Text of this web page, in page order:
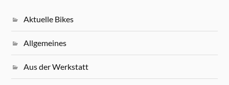
Aktuelle Bikes
Allgemeines
Aus der Werkstatt